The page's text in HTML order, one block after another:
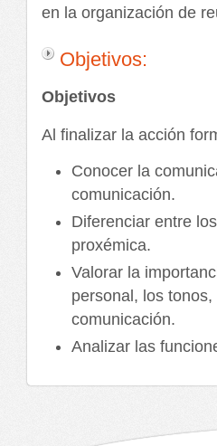
en la organización de
Objetivos:
Objetivos
Al finalizar la acción
Conocer la
comunicación.
Diferenciar entre
proxémica.
Valorar la
personal, los
comunicación.
Analizar las